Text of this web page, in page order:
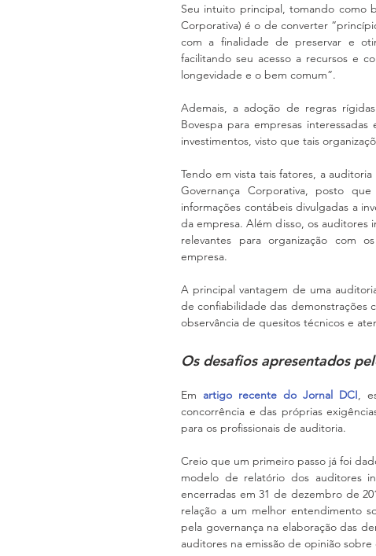
Seu intuito principal, tomando como
Corporativa) é o de converter
com a finalidade de preservar e
facilitando seu acesso a recursos e
longevidade e o bem comum”.
Ademais, a adoção de regras
Bovespa para empresas
investimentos, visto que tais
Tendo em vista tais fatores, a
Governança Corporativa, posto
informações contábeis divulgadas a
da empresa. Além disso, os
relevantes para organização com
empresa.
A principal vantagem de uma
de confiabilidade das demonstrações
observância de quesitos técnicos e
Os desafios apresentados
Em artigo recente do Jornal DCI,
concorrência e das próprias
para os profissionais de auditoria.
Creio que um primeiro passo já foi
modelo de relatório dos auditores
encerradas em 31 de dezembro de
relação a um melhor entendimento
pela governança na elaboração das
auditores na emissão de opinião sobre